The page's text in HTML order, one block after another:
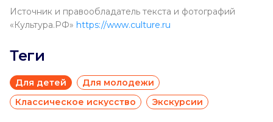
Источник и правообладатель текста и фотографий
«Культура.РФ» https://www.culture.ru
Теги
Для детей
Для молодежи
Классическое искусство
Экскурсии